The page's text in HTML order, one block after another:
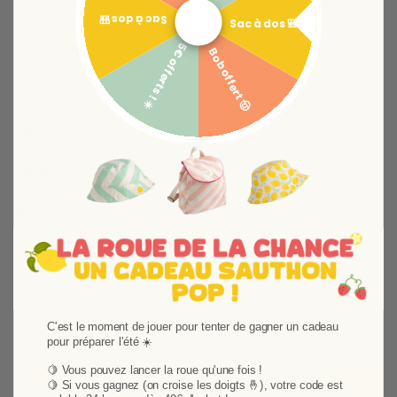
Expédition en 48h00 et livraison selon stock disponible
Satisfait ou remboursé 14 jours pour changer d'avis
Paiement sécurisé et paiement 3x sans frais disponible
Détails du produit
Avis Vérifiés
Vous aimerez aussi
-50%
Sac à dos 🎒
Bob offert 🤠
5€ offerts ! ☀️
Sac à dos 🎒
C'est le moment de jouer pour tenter de gagner un cadeau
pour préparer l'été ☀️
🍋 Vous pouvez lancer la roue qu'une fois !
🍋 Si vous gagnez (on croise les doigts 🤞), votre code est